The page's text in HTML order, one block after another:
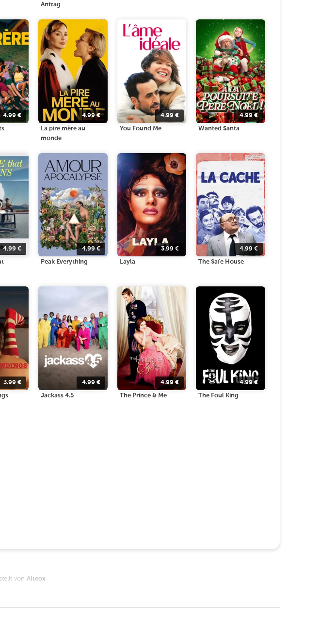
Antrag
4.99 € 4.99€
La pire mère au
monde
4.99 €
You Found Me
4.99€
Wanted Santa
4.99 € 4.99€
Peak Everything
3.99 €
Layla
4.99€
The Safe House
3.99 € 4.99€
Jackass 4.5
4.99 €
The Prince & Me
4.99€
The Foul King
von Alteox